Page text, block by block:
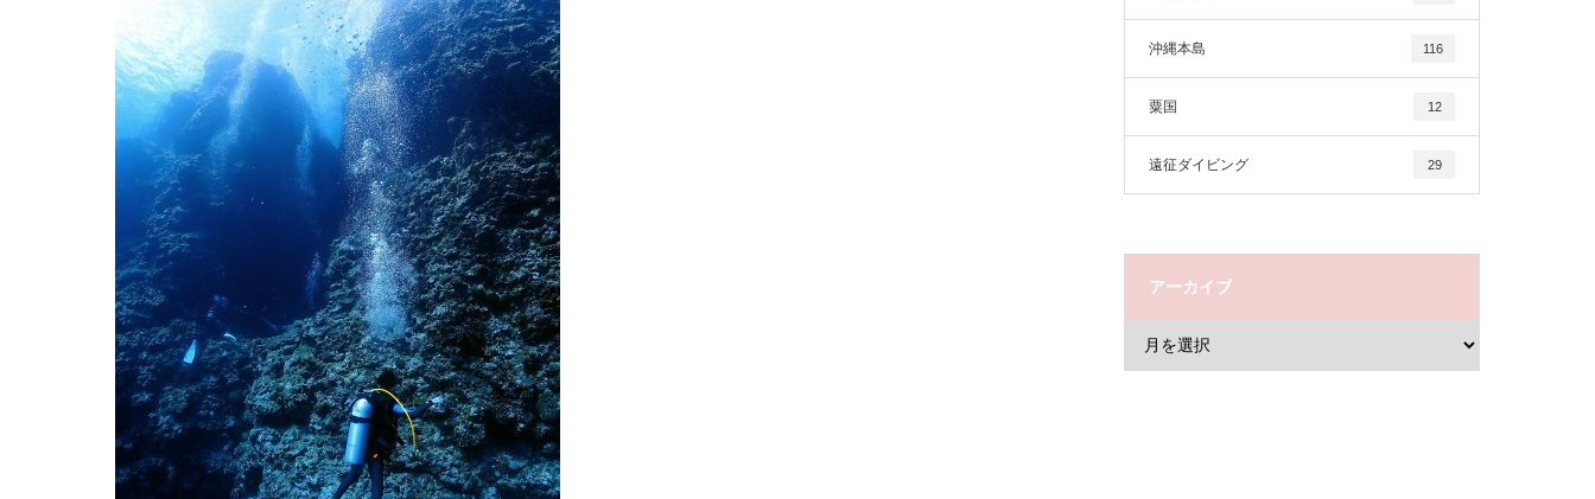
沖縄本島 116
粟国 12
遠征ダイビング 29
アーカイブ